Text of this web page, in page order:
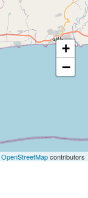
+
−
OpenStreetMapcontributors